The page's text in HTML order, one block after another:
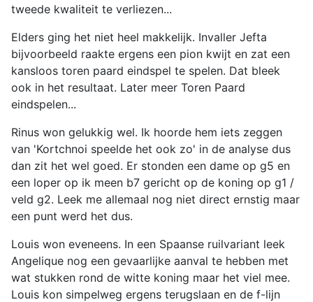
tweede kwaliteit te verliezen...
Elders ging het niet heel makkelijk. Invaller Jefta
bijvoorbeeld raakte ergens een pion kwijt en zat een
kansloos toren paard eindspel te spelen. Dat bleek
ook in het resultaat. Later meer Toren Paard
eindspelen...
Rinus won gelukkig wel. Ik hoorde hem iets zeggen
van 'Kortchnoi speelde het ook zo' in de analyse dus
dan zit het wel goed. Er stonden een dame op g5 en
een loper op ik meen b7 gericht op de koning op g1 /
veld g2. Leek me allemaal nog niet direct ernstig maar
een punt werd het dus.
Louis won eveneens. In een Spaanse ruilvariant leek
Angelique nog een gevaarlijke aanval te hebben met
wat stukken rond de witte koning maar het viel mee.
Louis kon simpelweg ergens terugslaan en de f-lijn